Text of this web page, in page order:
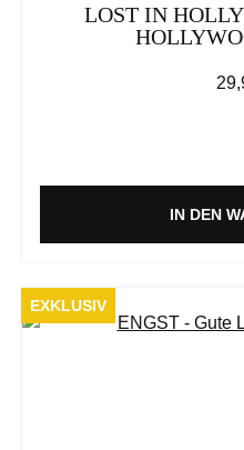
LOST IN
IN DEN
EXKLUSIV